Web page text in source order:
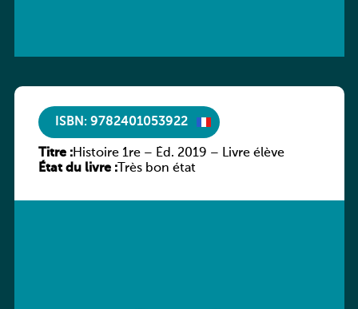
ISBN: 9782401053922
Titre :Histoire 1re – Éd. 2019 – Livre élève
État du livre :Très bon état